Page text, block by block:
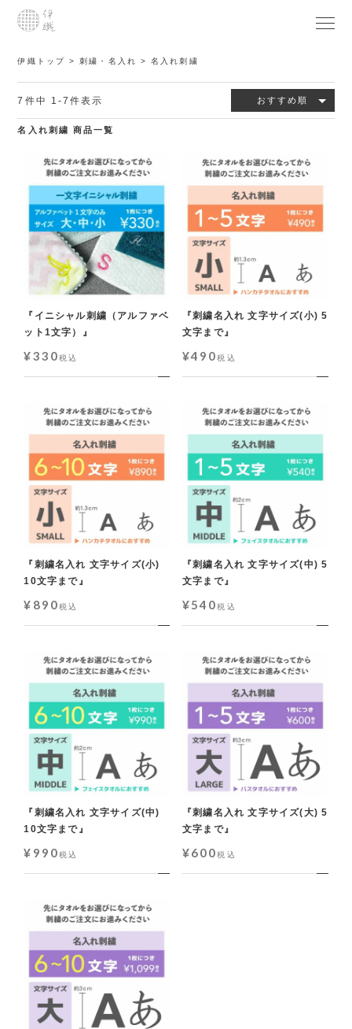
伊織トップ 刺繍・名入れ 名入れ刺繍
おすすめ順
7 件中 1 -7件表示
名入れ刺繍 商品一覧
『イニシャル刺繍（アルファベ
ット1文字）』
¥330税込
『刺繍名入れ 文字サイズ(小) 5
文字まで』
¥490税込
『刺繍名入れ 文字サイズ(小)
10文字まで』
¥ 890税込
『刺繍名入れ 文字サイズ(中) 5
文字まで』
¥540税込
『刺繍名入れ 文字サイズ(中)
10文字まで』
¥ 990税込
『刺繍名入れ 文字サイズ(大) 5
文字まで』
¥600税込